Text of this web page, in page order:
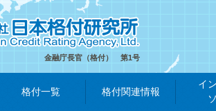
金融庁長官（格付） 第1号
格付一覧 格付関連情報
イ